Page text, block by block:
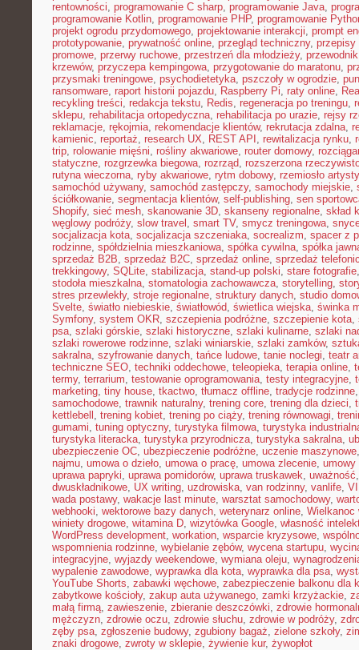
rentowności, programowanie C sharp, programowanie Java,
programowanie Kotlin, programowanie PHP, programowanie
projekt ogrodu przydomowego, projektowanie interakcji, prompt
prototypowanie, prywatność online, przegląd techniczny, przepisy
promowe, przerwy ruchowe, przestrzeń dla młodzieży,
krzewów, przyczepa kempingowa, przygotowanie do maratonu,
przysmaki treningowe, psychodietetyka, pszczoły w ogrodzie,
ransomware, raport historii pojazdu, Raspberry Pi, raty online,
recykling treści, redakcja tekstu, Redis, regeneracja po treningu,
sklepu, rehabilitacja ortopedyczna, rehabilitacja po urazie, rejsy
reklamacje, rękojmia, rekomendacje klientów, rekrutacja zdalna,
kamienic, reportaż, research UX, REST API , rewitalizacja rynku,
trip, rolowanie mięśni, rośliny akwariowe, router domowy,
statyczne, rozgrzewka biegowa, rozrząd, rozszerzona
rutyna wieczorna, ryby akwariowe, rytm dobowy, rzemiosło
samochód używany, samochód zastępczy, samochody miejskie,
ściółkowanie, segmentacja klientów, self-publishing, sen
Shopify, sieć mesh, skanowanie 3D, skanseny regionalne, skład
węglowy podróży, slow travel , smart TV, smycz treningowa,
socjalizacja kota, socjalizacja szczeniaka, socrealizm, spacer z
rodzinne, spółdzielnia mieszkaniowa, spółka cywilna, spółka
sprzedaż B2B, sprzedaż B2C, sprzedaż online, sprzedaż
trekkingowy, SQLite, stabilizacja, stand-up polski, stare fotografie
stodoła mieszkalna, stomatologia zachowawcza, storytelling,
stres przewlekły, stroje regionalne, struktury danych, studio
Svelte, światło niebieskie, światłowód, świetlica wiejska, świnka
Symfony, system OKR, szczepienia podróżne, szczepienie kota,
psa, szlaki górskie, szlaki historyczne, szlaki kulinarne, szlaki
szlaki rowerowe rodzinne, szlaki winiarskie, szlaki zamków,
sakralna, szyfrowanie danych, tańce ludowe, tanie noclegi, teatr
techniczne SEO, techniki oddechowe, teleopieka, terapia online,
termy, terrarium, testowanie oprogramowania, testy integracyjne,
marketing, tiny house, tkactwo, tłumacz offline, tradycje rodzinne
samochodowe, trawnik naturalny, trening core, trening dla dzieci,
kettlebell , trening kobiet, trening po ciąży, trening równowagi,
gumami, tuning optyczny, turystyka filmowa, turystyka
turystyka literacka, turystyka przyrodnicza, turystyka sakralna,
ubezpieczenie OC, ubezpieczenie podróżne, uczenie maszynowe
najmu, umowa o dzieło, umowa o pracę, umowa zlecenie, umowy
uprawa papryki, uprawa pomidorów, uprawa truskawek, uważność
dwuskładnikowe, UX writing, uzdrowiska, van rodzinny, vanlife,
wada postawy, wakacje last minute, warsztat samochodowy,
webhooki, wektorowe bazy danych, weterynarz online, Wielkanoc
winiety drogowe, witamina D, wizytówka Google, własność
WordPress development, workation, wsparcie kryzysowe,
wspomnienia rodzinne, wybielanie zębów, wycena startupu,
integracyjne, wyjazdy weekendowe, wymiana oleju,
wypalenie zawodowe, wyprawka dla kota, wyprawka dla psa,
YouTube Shorts, zabawki węchowe, zabezpieczenie balkonu dla
zabytkowe kościoły, zakup auta używanego, zamki krzyżackie,
małą firmą, zawieszenie, zbieranie deszczówki, zdrowie
mężczyzn, zdrowie oczu, zdrowie słuchu, zdrowie w podróży,
zęby psa, zgłoszenie budowy, zgubiony bagaż, zielone szkoły,
znaki drogowe, zwroty w sklepie, żywienie kur, żywopłot